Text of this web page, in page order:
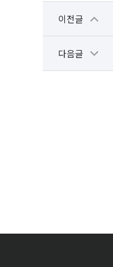
이전글
다음글